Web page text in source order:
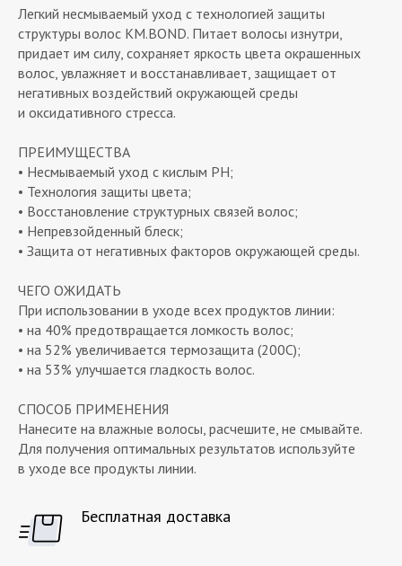
Легкий несмываемый уход c технологией защиты
структуры волос KM.BOND. Питает волосы изнутри,
придает им силу, сохраняет яркость цвета окрашенных
волос, увлажняет и восстанавливает, защищает от
негативных воздействий окружающей среды
и оксидативного стресса.
ПРЕИМУЩЕСТВА
• Несмываемый уход с кислым РН;
• Технология защиты цвета;
• Восстановление структурных связей волос;
• Непревзойденный блеск;
• Защита от негативных факторов окружающей среды.
ЧЕГО ОЖИДАТЬ
При использовании в уходе всех продуктов линии:
• на 40% предотвращается ломкость волос;
• на 52% увеличивается термозащита (200C);
• на 53% улучшается гладкость волос.
СПОСОБ ПРИМЕНЕНИЯ
Нанесите на влажные волосы, расчешите, не смывайте.
Для получения оптимальных результатов используйте
в уходе все продукты линии.
Бесплатная доставка